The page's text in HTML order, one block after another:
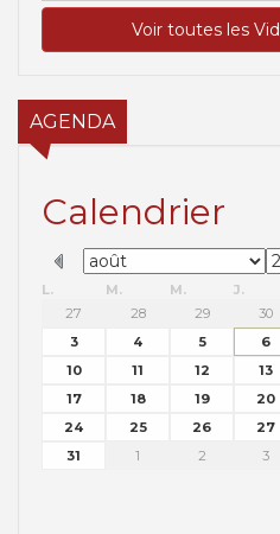
Voir toutes les
AGENDA
Calendrier
L. M. M. J.
27
28 29 30
3
4 5 6
10
11 12 13
17
18 19 20
24
25 26 27
31
1 2 3